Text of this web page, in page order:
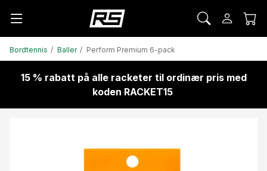
Bordtennis Baller Perform Premium 6-pack
15 % rabatt på alle racketer til ordinær pris med
koden RACKET15